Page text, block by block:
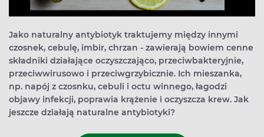
Jako naturalny antybiotyk traktujemy między innymi
czosnek, cebulę, imbir, chrzan - zawierają bowiem cenne
składniki działające oczyszczająco, przeciwbakteryjnie,
przeciwwirusowo i przeciwgrzybicznie. Ich mieszanka,
np. napój z czosnku, cebuli i octu winnego, łagodzi
objawy infekcji, poprawia krążenie i oczyszcza krew. Jak
jeszcze działają naturalne antybiotyki?